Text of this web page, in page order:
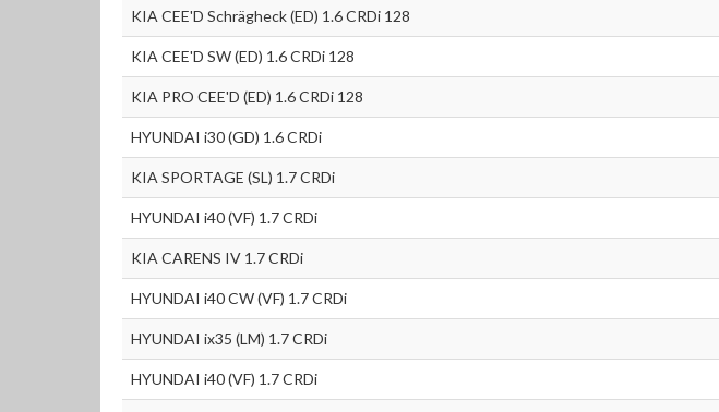
KIA CEE'D Schrägheck (ED) 1.6 CRDi 128
KIA CEE'D SW (ED) 1.6 CRDi 128
KIA PRO CEE'D (ED) 1.6 CRDi 128
HYUNDAI i30 (GD) 1.6 CRDi
KIA SPORTAGE (SL) 1.7 CRDi
HYUNDAI i40 (VF) 1.7 CRDi
KIA CARENS IV 1.7 CRDi
HYUNDAI i40 CW (VF) 1.7 CRDi
HYUNDAI ix35 (LM) 1.7 CRDi
HYUNDAI i40 (VF) 1.7 CRDi